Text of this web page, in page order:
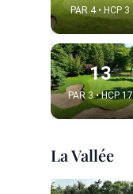
PAR 4 • HCP 3
13
PAR 3 • HCP 17
La Vallée